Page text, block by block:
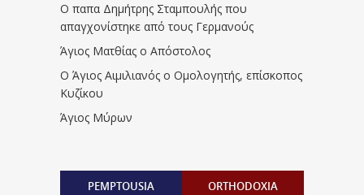
Ο παπα Δημήτρης Σταμπουλής που
απαγχονίστηκε από τους Γερμανούς
Άγιος Ματθίας ο Απόστολος
Ο Άγιος Αιμιλιανός ο Ομολογητής, επίσκοπος
Κυζίκου
Άγιος Μύρων
PEMPTOUSIA ORTHODOXIA